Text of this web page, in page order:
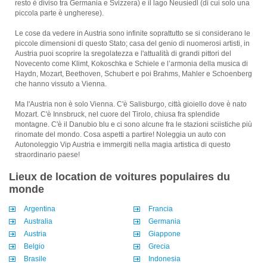
resto è diviso tra Germania e Svizzera) e il lago Neusiedl (di cui solo una
piccola parte è ungherese).
Le cose da vedere in Austria sono infinite soprattutto se si considerano le
piccole dimensioni di questo Stato; casa del genio di nuomerosi artisti, in
Austria puoi scoprire la sregolatezza e l'attualità di grandi pittori del
Novecento come Klimt, Kokoschka e Schiele e l’armonia della musica di
Haydn, Mozart, Beethoven, Schubert e poi Brahms, Mahler e Schoenberg
che hanno vissuto a Vienna.
Ma l'Austria non è solo Vienna. C'è Salisburgo, città gioiello dove è nato
Mozart. C'è Innsbruck, nel cuore del Tirolo, chiusa fra splendide
montagne. C'è il Danubio blu e ci sono alcune fra le stazioni sciistiche più
rinomate del mondo. Cosa aspetti a partire! Noleggia un auto con
Autonoleggio Vip Austria e immergiti nella magia artistica di questo
straordinario paese!
Lieux de location de voitures populaires du
monde
Argentina
Australia
Austria
Belgio
Brasile
Francia
Germania
Giappone
Grecia
Indonesia